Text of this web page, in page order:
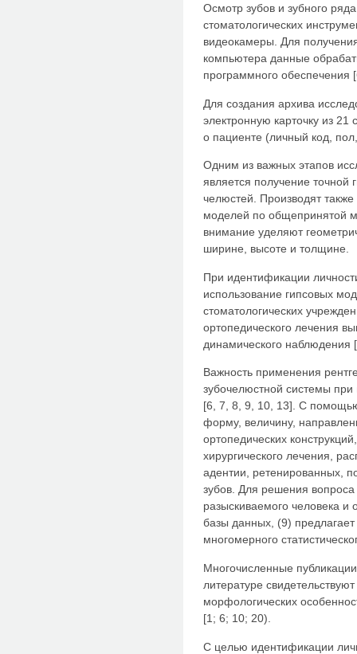
Осмотр зубов и зубного
стоматологических
видеокамеры. Для
компьютера данные
программного обеспечения
Для создания архива
электронную карточку из 21
о пациенте (личный код,
Одним из важных этапов
является получение точной
челюстей. Производят
моделей по общепринятой
внимание уделяют
ширине, высоте и толщине.
При идентификации
использование гипсовых
стоматологических
ортопедического лечения
динамического наблюдения
Важность применения
зубочелюстной системы
[6, 7, 8, 9, 10, 13]. С
форму, величину,
ортопедических
хирургического лечения,
адентии, ретенированных,
зубов. Для решения
разыскиваемого человека
базы данных, (9)
многомерного
Многочисленные
литературе
морфологических
[1; 6; 10; 20).
С целью идентификации